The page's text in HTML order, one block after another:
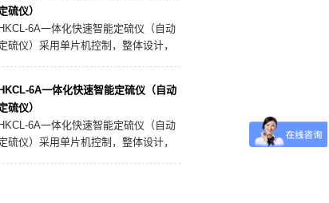
硫仪）
HKCL-6A一体化快速智能定硫仪（自动
硫仪）采用单片机控制，整体设计，
正技术，确保测定结果的准确性。
HKCL-6A一体化快速智能定硫仪（自动
硫仪）
HKCL-6A一体化快速智能定硫仪（自动
硫仪）采用单片机控制，整体设计，